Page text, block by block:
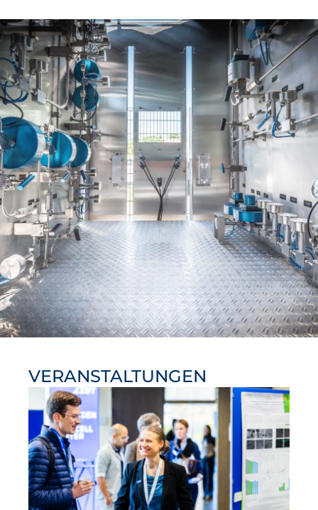
Karriere am ZBT
VERANSTALTUNGEN